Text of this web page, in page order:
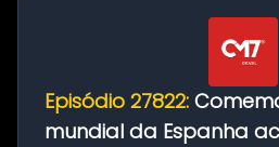
Episódio 27822:
mundial da Espanha